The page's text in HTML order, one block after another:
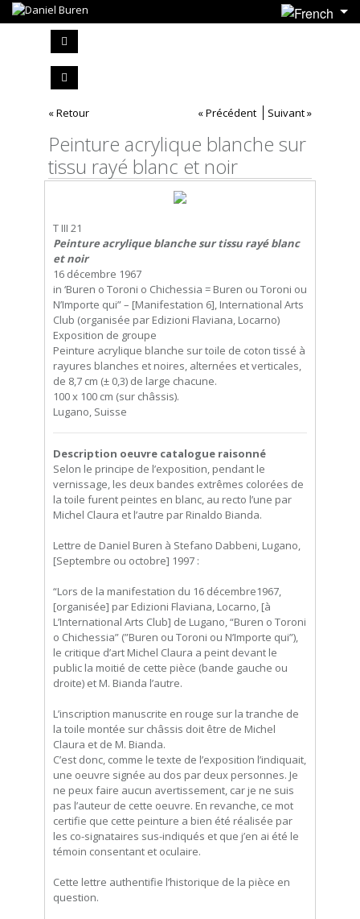
« Retour « Précédent Suivant »
Peinture acrylique blanche sur
tissu rayé blanc et noir
T III 21
Peinture acrylique blanche sur tissu rayé blanc
et noir
16 décembre 1967
in ‘Buren o Toroni o Chichessia = Buren ou Toroni ou
N’Importe qui” – [Manifestation 6], International Arts
Club (organisée par Edizioni Flaviana, Locarno)
Exposition de groupe
Peinture acrylique blanche sur toile de coton tissé à
rayures blanches et noires, alternées et verticales,
de 8,7 cm (± 0,3) de large chacune.
100 x 100 cm (sur châssis).
Lugano, Suisse
Description oeuvre catalogue raisonné
Selon le principe de l’exposition, pendant le
vernissage, les deux bandes extrêmes colorées de
la toile furent peintes en blanc, au recto l’une par
Michel Claura et l’autre par Rinaldo Bianda.
Lettre de Daniel Buren à Stefano Dabbeni, Lugano,
[Septembre ou octobre] 1997 :
“Lors de la manifestation du 16 décembre1967,
[organisée] par Edizioni Flaviana, Locarno, [à
L’International Arts Club] de Lugano, “Buren o Toroni
o Chichessia” (”Buren ou Toroni ou N’Importe qui”),
le critique d’art Michel Claura a peint devant le
public la moitié de cette pièce (bande gauche ou
droite) et M. Bianda l’autre.
L’inscription manuscrite en rouge sur la tranche de
la toile montée sur châssis doit être de Michel
Claura et de M. Bianda.
C’est donc, comme le texte de l’exposition l’indiquait,
une oeuvre signée au dos par deux personnes. Je
ne peux faire aucun avertissement, car je ne suis
pas l’auteur de cette oeuvre. En revanche, ce mot
certifie que cette peinture a bien été réalisée par
les co-signataires sus-indiqués et que j’en ai été le
témoin consentant et oculaire.
Cette lettre authentifie l’historique de la pièce en
question.